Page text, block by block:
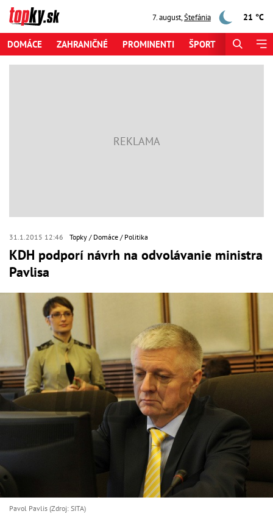
7. august,Štefánia 21 °C
DOMÁCE ZAHRANIČNÉ PROMINENTI ŠPORT
31.1.2015 12:46 Topky Domáce Politika
KDH podporí návrh na odvolávanie ministra
Pavlisa
Pavol Pavlis (Zdroj: SITA)